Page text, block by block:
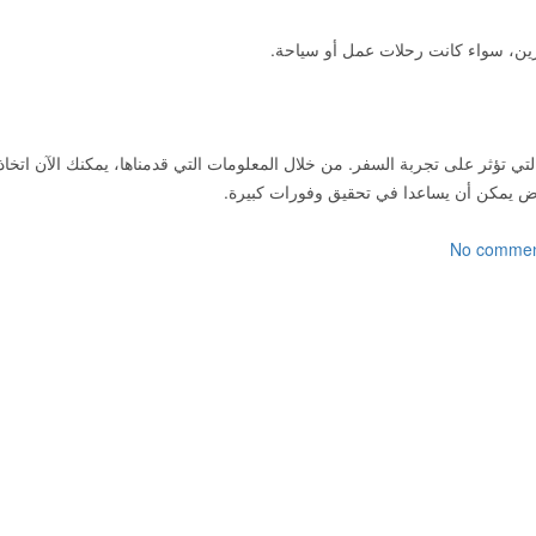
سواء كانت رحلات عمل أو سياحة.
تؤثر على تجربة السفر. من خلال المعلومات التي قدمناها، يمكنك الآن
يمكن أن يساعدا في تحقيق وفورات كبيرة.
No